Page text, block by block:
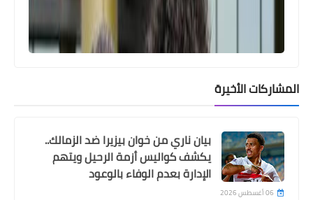
قائمة الاهلي لمباراة كهرباء الاسماعيلية
.. عودة زيزو و غياب 10 لاعبين
المشاركات الأخيرة
بيان ناري من خوان بيزيرا ضد الزمالك..
يكشف كواليس أزمة الرحيل ويتهم
الإدارة بعدم الوفاء بالوعود
06 أغسطس 2026